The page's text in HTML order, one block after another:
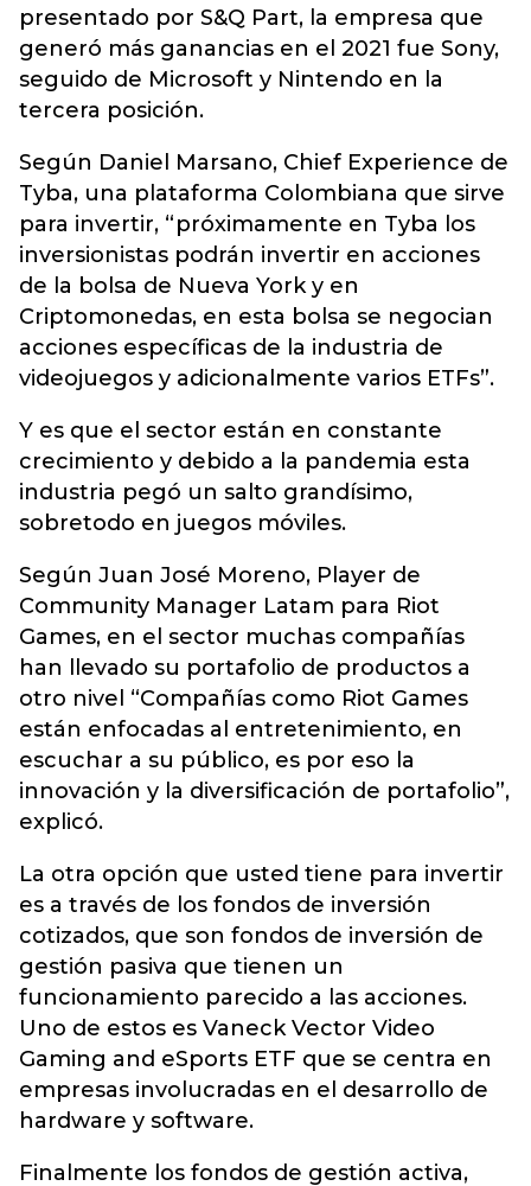
presentado por S&Q Part, la empresa que
generó más ganancias en el 2021 fue Sony,
seguido de Microsoft y Nintendo en la
tercera posición.
Según Daniel Marsano, Chief Experience de
Tyba, una plataforma Colombiana que sirve
para invertir, “próximamente en Tyba los
inversionistas podrán invertir en acciones
de la bolsa de Nueva York y en
Criptomonedas, en esta bolsa se negocian
acciones específicas de la industria de
videojuegos y adicionalmente varios ETFs”.
Y es que el sector están en constante
crecimiento y debido a la pandemia esta
industria pegó un salto grandísimo,
sobretodo en juegos móviles.
Según Juan José Moreno, Player de
Community Manager Latam para Riot
Games, en el sector muchas compañías
han llevado su portafolio de productos a
otro nivel “Compañías como Riot Games
están enfocadas al entretenimiento, en
escuchar a su público, es por eso la
innovación y la diversificación de portafolio”,
explicó.
La otra opción que usted tiene para invertir
es a través de los fondos de inversión
cotizados, que son fondos de inversión de
gestión pasiva que tienen un
funcionamiento parecido a las acciones.
Uno de estos es Vaneck Vector Video
Gaming and eSports ETF que se centra en
empresas involucradas en el desarrollo de
hardware y software.
Finalmente los fondos de gestión activa,